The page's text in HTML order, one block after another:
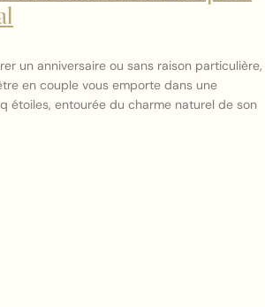
un anniversaire ou sans raison particulière,
en couple vous emporte dans une
étoiles, entourée du charme naturel de son